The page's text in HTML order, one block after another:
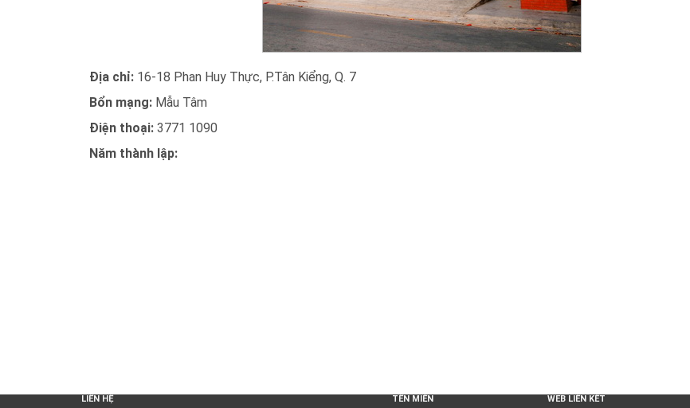
Địa chỉ: 16-18 Phan Huy Thực, P.Tân Kiểng, Q. 7
Bổn mạng: Mẫu Tâm
Điện thoại: 3771 1090
Năm thành lập:
LIÊN HỆ TÊN MIỀN WEB LIÊN KẾT